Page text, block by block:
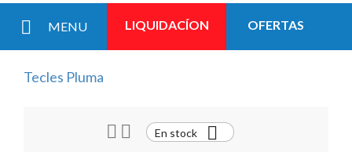
MENU LIQUIDACÍON OFERTAS
Tecles Pluma
  En stock 